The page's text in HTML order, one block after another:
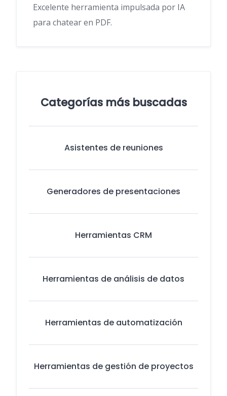
Excelente herramienta impulsada por IA
para chatear en PDF.
Categorías más buscadas
Asistentes de reuniones
Generadores de presentaciones
Herramientas CRM
Herramientas de análisis de datos
Herramientas de automatización
Herramientas de gestión de proyectos